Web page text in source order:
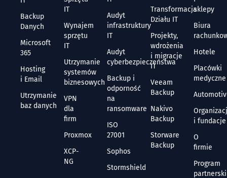
Backup
Danych
Microsoft
365
Hosting
i Email
Utrzymanie
baz danych
IT
Wynajem
sprzętu
IT
Utrzymanie
systemów
biznesowych
VPN
dla
firm
Proxmox
XCP-
NG
Audyt
infrastruktury
IT
Audyt
cyberbezpieczeństwa
Backup i
odporność
na
ransomware
ISO
27001
Sophos
Stormshield
Transformacja
Działu IT
Projekty,
wdrożenia
i migracje
IT
Veeam
Backup
Nakivo
Backup
Storware
Backup
sklepy
Biura
Hotele
Placówki
medyczne
i fundacje
O
firmie
Program
partnerski